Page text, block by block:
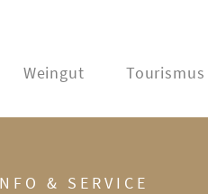
Weingut Tourismus
& SERVICE